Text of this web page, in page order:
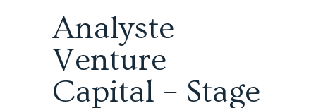
Analyste
Venture
Capital – Stage